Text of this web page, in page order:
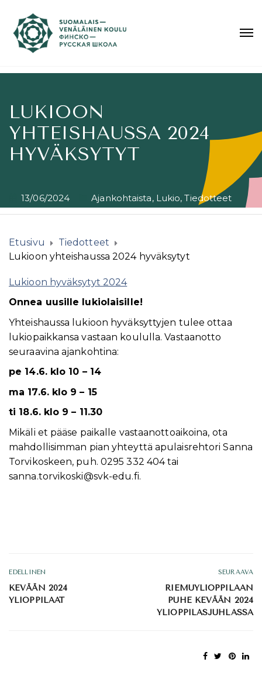
LUKIOON
YHTEISHAUSSA 2024
HYVÄKSYTYT
13/06/2024 Ajankohtaista, Lukio,Tiedotteet
Etusivu
Tiedotteet
Lukioon yhteishaussa 2024 hyväksytyt
Lukioon hyväksytyt 2024
Onnea uusille lukiolaisille!
Yhteishaussa lukioon hyväksyttyjen tulee ottaa
lukiopaikkansa vastaan koululla. Vastaanotto
seuraavina ajankohtina:
pe 14.6. klo 10 – 14
ma 17.6. klo 9 – 15
ti 18.6. klo 9 – 11.30
Mikäli et pääse paikalle vastaanottoaikoina, ota
mahdollisimman pian yhteyttä apulaisrehtori Sanna
Torvikoskeen, puh. 0295 332 404 tai
sanna.torvikoski@svk-edu.fi.
EDELLINEN
KEVÄÄN 2024
YLIOPPILAAT
SEURAAVA
RIEMUYLIOPPILAAN
PUHE KEVÄÄN 2024
YLIOPPILASJUHLASSA